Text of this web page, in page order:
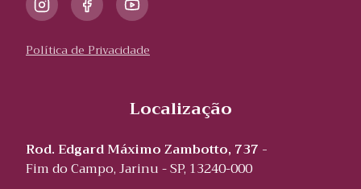
Política de Privacidade
Localização
Rod. Edgard Máximo Zambotto, 737 -
Fim do Campo, Jarinu - SP, 13240-000